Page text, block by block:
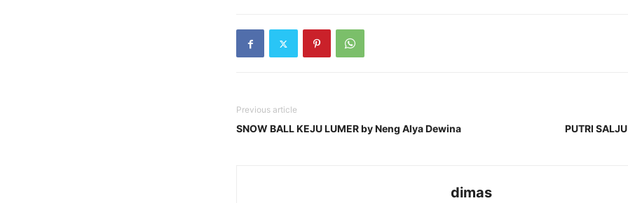
Previous article
SNOW BALL KEJU LUMER by Neng Alya Dewina PUTRI
dimas